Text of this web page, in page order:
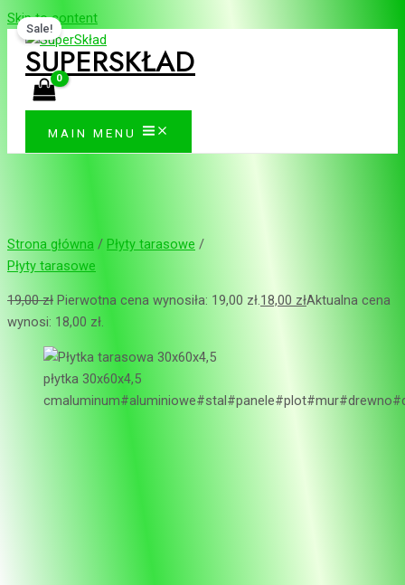
Skip to content
SUPERSKŁAD
MAIN MENU
Sale!
Strona główna / Płyty tarasowe /
Płyty tarasowe
19,00zł Pierwotna cena wynosiła: 19,00 zł.18,00 złAktualna cena
wynosi: 18,00 zł.
płytka 30x60x4,5